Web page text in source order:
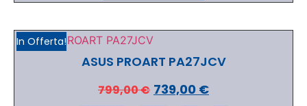
In Offerta!
ASUS PROART PA27JCV
799,00€ 739,00 €